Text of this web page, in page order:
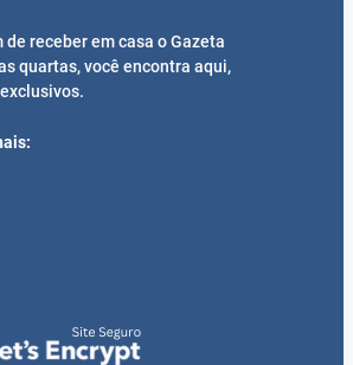
de receber em casa o Gazeta
quartas, você encontra aqui,